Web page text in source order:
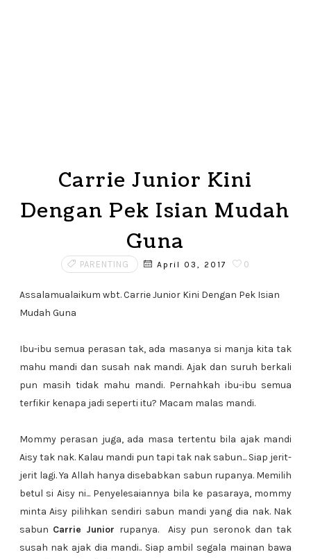
Carrie Junior Kini
Dengan Pek Isian Mudah
Guna
PARENTING April 03, 2017 0
Assalamualaikum wbt. Carrie Junior Kini Dengan Pek Isian
Mudah Guna
Ibu-ibu semua perasan tak, ada masanya si manja kita tak
mahu mandi dan susah nak mandi. Ajak dan suruh berkali
pun masih tidak mahu mandi. Pernahkah ibu-ibu semua
terfikir kenapa jadi seperti itu? Macam malas mandi.
Mommy perasan juga, ada masa tertentu bila ajak mandi
Aisy tak nak. Kalau mandi pun tapi tak nak sabun... Siap jerit-
jerit lagi. Ya Allah hanya disebabkan sabun rupanya. Memilih
betul si Aisy ni... Penyelesaiannya bila ke pasaraya, mommy
minta Aisy pilihkan sendiri sabun mandi yang dia nak. Nak
sabun Carrie Junior rupanya. Aisy pun seronok dan tak
susah nak ajak dia mandi.. Siap ambil segala mainan bawa